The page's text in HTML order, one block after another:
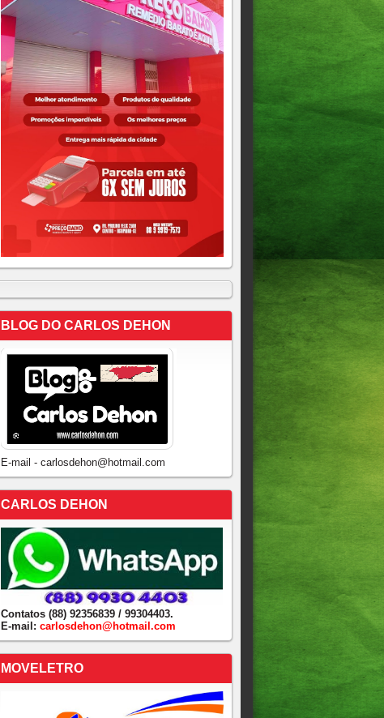
BLOG DO CARLOS DEHON
E-mail - carlosdehon@hotmail.com
CARLOS DEHON
Contatos (88) 92356839 / 99304403.
E-mail: carlosdehon@hotmail.com
MOVELETRO